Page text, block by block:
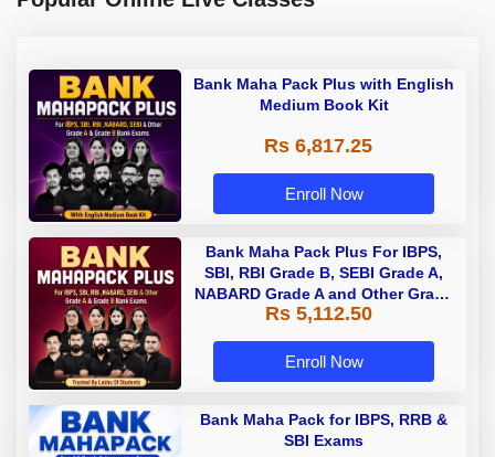
Bank Maha Pack Plus with English
Medium Book Kit
Rs 6,817.25
Enroll Now
Bank Maha Pack Plus For IBPS,
SBI, RBI Grade B, SEBI Grade A,
NABARD Grade A and Other Grade
A & Grade B Bank Exams
Rs 5,112.50
Enroll Now
Bank Maha Pack for IBPS, RRB &
SBI Exams